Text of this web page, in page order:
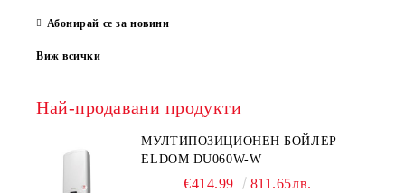
Абонирай се за новини
Виж всички
Най-продавани продукти
МУЛТИПОЗИЦИОНЕН БОЙЛЕР
ELDOM DU060W-W
€414.99 811.65лв.